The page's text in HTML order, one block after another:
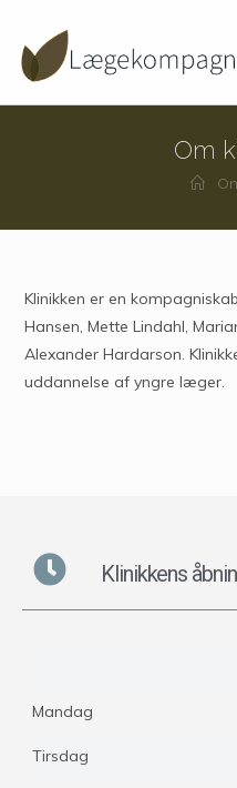
Om
Klinikken er en
Hansen, Mette Lindahl,
Alexander Hardarson.
uddannelse af yngre læger.
Klinikkens
Mandag
Tirsdag